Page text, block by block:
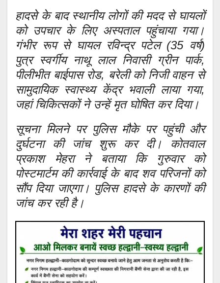
हादसे के बाद स्थानीय लोगों की मदद से घायलों
को उपचार के लिए अस्पताल पहुंचाया गया।
गंभीर रूप से घायल रविन्द्र पटेल (35 वर्ष)
पुत्र स्वर्गीय नाथू लाल निवासी ग्रीन पार्क,
पीलीभीत बाईपास रोड, बरेली को निजी वाहन से
सामुदायिक स्वास्थ्य केंद्र भवाली लाया गया,
जहां चिकित्सकों ने उन्हें मृत घोषित कर दिया।
सूचना मिलने पर पुलिस मौके पर पहुंची और
दुर्घटना की जांच शुरू कर दी। कोतवाल
प्रकाश मेहरा ने बताया कि गुरुवार को
पोस्टमार्टम की कार्रवाई के बाद शव परिजनों को
सौंप दिया जाएगा। पुलिस हादसे के कारणों की
जांच कर रही है।